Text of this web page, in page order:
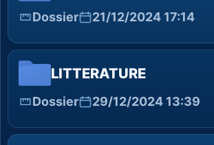
Dossier 21/12/2024 17:14
LITTERATURE
Dossier 29/12/2024 13:39